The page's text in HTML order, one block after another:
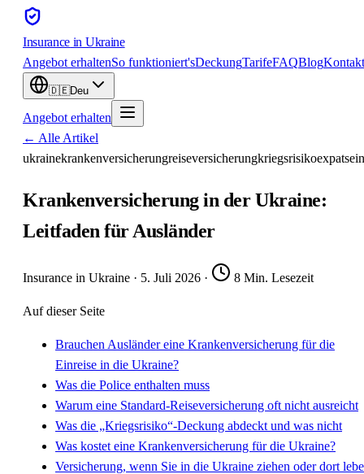
Insurance in Ukraine
Angebot erhaltenSo funktioniert'sDeckungTarifeFAQBlogKontakt
🇩🇪Deu
Angebot erhalten
← Alle Artikel
ukrainekrankenversicherungreiseversicherungkriegsrisikoexpats
Krankenversicherung in der Ukraine:
Leitfaden für Ausländer
Insurance in Ukraine · 5. Juli 2026 · 8 Min. Lesezeit
Auf dieser Seite
Brauchen Ausländer eine Krankenversicherung für die
Einreise in die Ukraine?
Was die Police enthalten muss
Warum eine Standard-Reiseversicherung oft nicht ausreicht
Was die „Kriegsrisiko“-Deckung abdeckt und was nicht
Was kostet eine Krankenversicherung für die Ukraine?
Versicherung, wenn Sie in die Ukraine ziehen oder dort